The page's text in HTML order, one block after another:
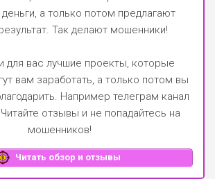
деньги, а только потом предлагают
Так делают мошенники!
для вас лучшие проекты, которые
вам заработать, а только потом вы
Например телеграм канал
отзывы и не попадайтесь на
мошенников!
Читать обзор и отзывы